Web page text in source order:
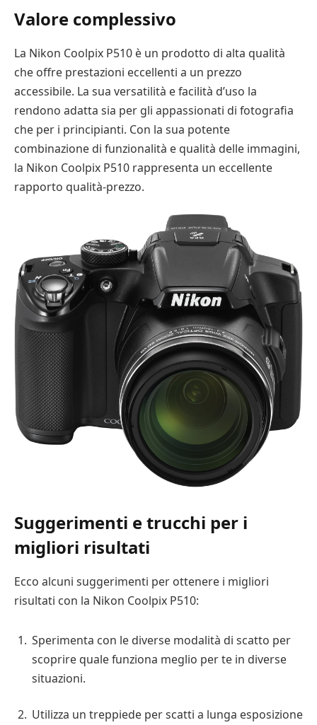
Valore complessivo
La Nikon Coolpix P510 è un prodotto di alta qualità
che offre prestazioni eccellenti a un prezzo
accessibile. La sua versatilità e facilità d’uso la
rendono adatta sia per gli appassionati di fotografia
che per i principianti. Con la sua potente
combinazione di funzionalità e qualità delle immagini,
la Nikon Coolpix P510 rappresenta un eccellente
rapporto qualità-prezzo.
Suggerimenti e trucchi per i
migliori risultati
Ecco alcuni suggerimenti per ottenere i migliori
risultati con la Nikon Coolpix P510:
Sperimenta con le diverse modalità di scatto per
scoprire quale funziona meglio per te in diverse
situazioni.
Utilizza un treppiede per scatti a lunga esposizione